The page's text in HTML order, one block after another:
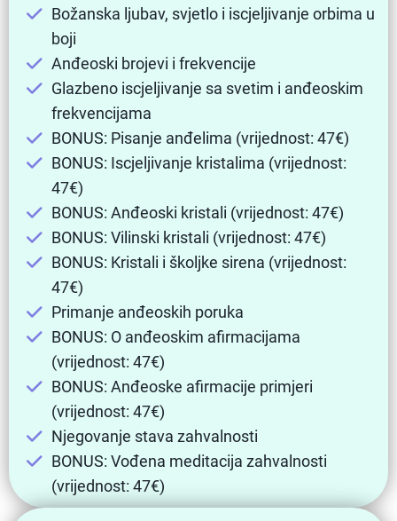
Božanska ljubav, svjetlo i iscjeljivanje orbima u
boji
Anđeoski brojevi i frekvencije
Glazbeno iscjeljivanje sa svetim i anđeoskim
frekvencijama
BONUS: Pisanje anđelima (vrijednost: 47€)
BONUS: Iscjeljivanje kristalima (vrijednost:
47€)
BONUS: Anđeoski kristali (vrijednost: 47€)
BONUS: Vilinski kristali (vrijednost: 47€)
BONUS: Kristali i školjke sirena (vrijednost:
47€)
Primanje anđeoskih poruka
BONUS: O anđeoskim afirmacijama
(vrijednost: 47€)
BONUS: Anđeoske afirmacije primjeri
(vrijednost: 47€)
Njegovanje stava zahvalnosti
BONUS: Vođena meditacija zahvalnosti
(vrijednost: 47€)